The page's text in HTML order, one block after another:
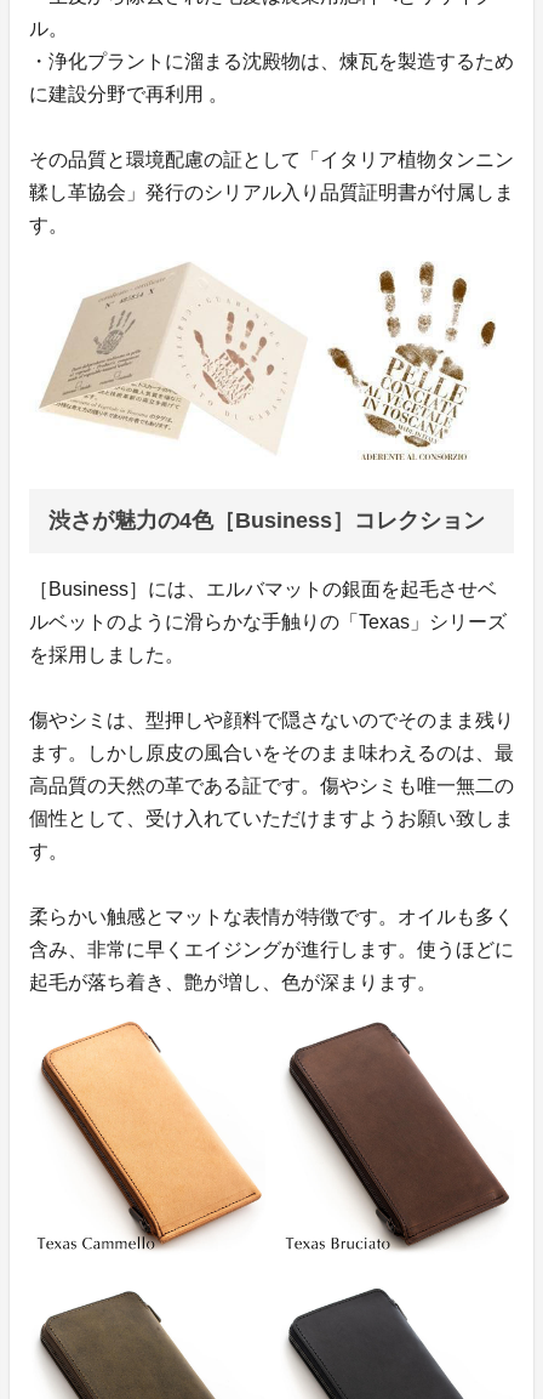
ル。
・浄化プラントに溜まる沈殿物は、煉瓦を製造するため
に建設分野で再利用 。
その品質と環境配慮の証として「イタリア植物タンニン
鞣し革協会」発行のシリアル入り品質証明書が付属しま
す。
渋さが魅力の4色［Business］コレクション
［Business］には、エルバマットの銀面を起毛させベ
ルベットのように滑らかな手触りの「Texas」シリーズ
を採用しました。
傷やシミは、型押しや顔料で隠さないのでそのまま残り
ます。しかし原皮の風合いをそのまま味わえるのは、最
高品質の天然の革である証です。傷やシミも唯一無二の
個性として、受け入れていただけますようお願い致しま
す。
柔らかい触感とマットな表情が特徴です。オイルも多く
含み、非常に早くエイジングが進行します。使うほどに
起毛が落ち着き、艶が増し、色が深まります。